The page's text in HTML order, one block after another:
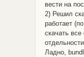
вести на
2) Решил
работает
скачать
Ладно,